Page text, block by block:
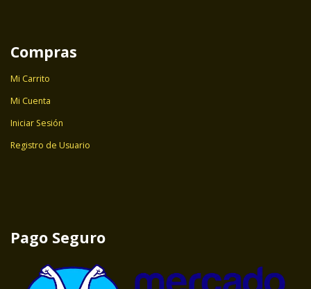
Compras
Mi Carrito
Mi Cuenta
Iniciar Sesión
Registro de Usuario
Pago Seguro